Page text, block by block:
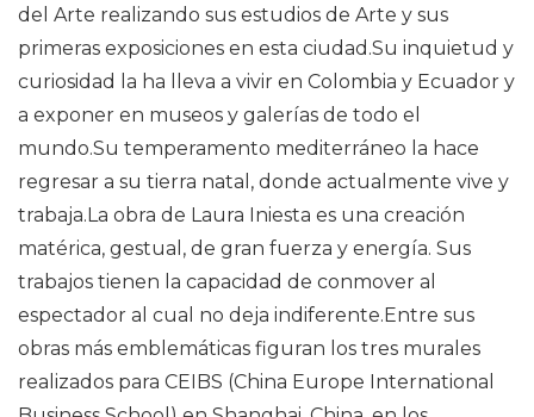
del Arte realizando sus estudios de Arte y sus
primeras exposiciones en esta ciudad.Su inquietud y
curiosidad la ha lleva a vivir en Colombia y Ecuador y
a exponer en museos y galerías de todo el
mundo.Su temperamento mediterráneo la hace
regresar a su tierra natal, donde actualmente vive y
trabaja.La obra de Laura Iniesta es una creación
matérica, gestual, de gran fuerza y energía. Sus
trabajos tienen la capacidad de conmover al
espectador al cual no deja indiferente.Entre sus
obras más emblemáticas figuran los tres murales
realizados para CEIBS (China Europe International